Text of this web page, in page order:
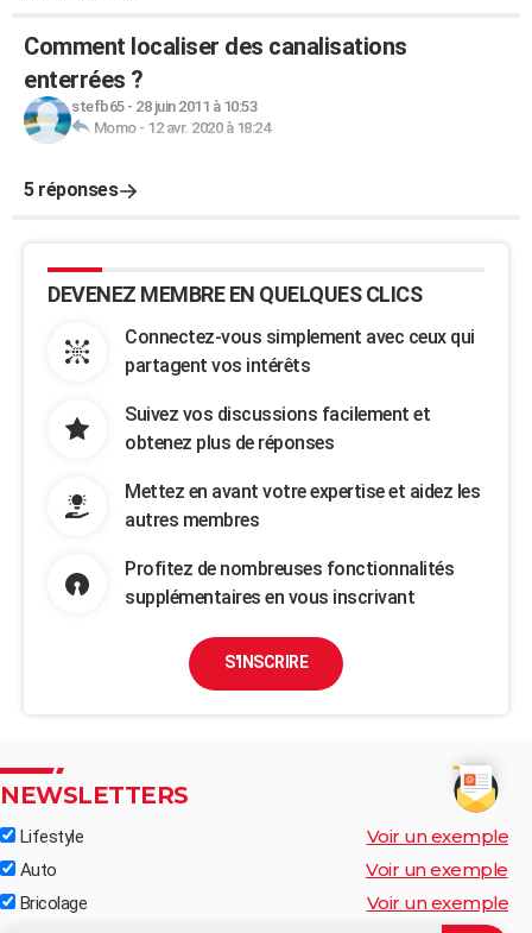
Comment localiser des canalisations
enterrées ?
stefb65- 28 juin 2011 à 10:53
Momo- 12 avr. 2020 à 18:24
5 réponses
DEVENEZ MEMBRE EN QUELQUES CLICS
Connectez-vous simplement avec ceux qui
partagent vos intérêts
Suivez vos discussions facilement et
obtenez plus de réponses
Mettez en avant votre expertise et aidez les
autres membres
Profitez de nombreuses fonctionnalités
supplémentaires en vous inscrivant
S'INSCRIRE
NEWSLETTERS
Lifestyle Voir un exemple
Auto Voir un exemple
Bricolage Voir un exemple